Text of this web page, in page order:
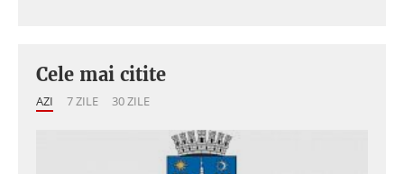
Cele mai citite
AZI 7 ZILE 30 ZILE